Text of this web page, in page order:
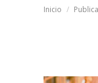
Estás aquí:
Inicio